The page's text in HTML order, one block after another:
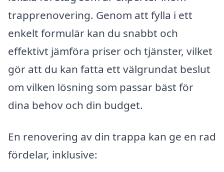
trapprenovering. Genom att fylla i ett
enkelt formulär kan du snabbt och
effektivt jämföra priser och tjänster, vilket
gör att du kan fatta ett välgrundat beslut
om vilken lösning som passar bäst för
dina behov och din budget.
En renovering av din trappa kan ge en rad
fördelar, inklusive: